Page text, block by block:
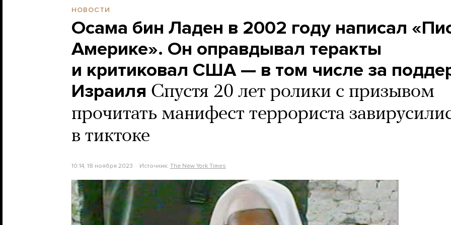
НОВОСТИ
Осама бин Ладен в 2002 году написал
Америке». Он оправдывал теракты
и критиковал США — в том числе за
Израиля Спустя 20 лет ролики с призывом
прочитать манифест террориста
в тиктоке
10:14, 18 ноября 2023 Источник: The New York Times